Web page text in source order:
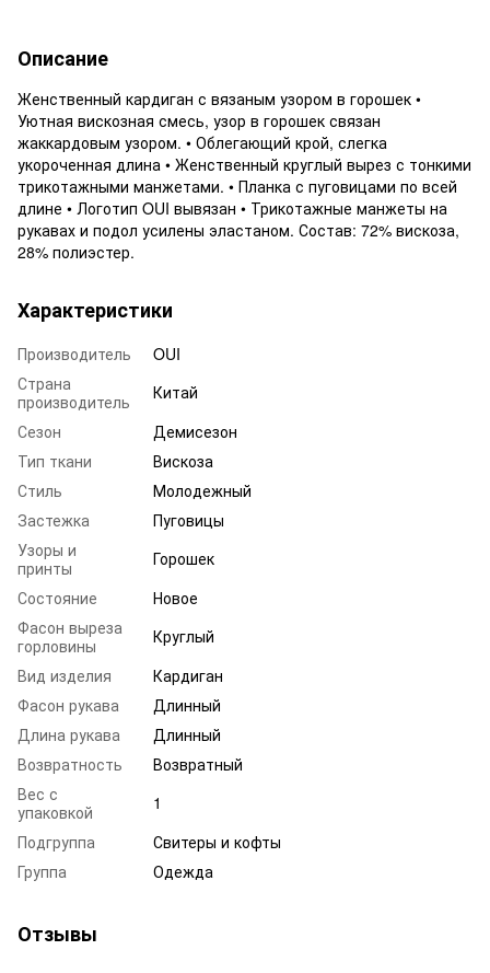
Описание
Женственный кардиган с вязаным узором в горошек •
Уютная вискозная смесь, узор в горошек связан
жаккардовым узором. • Облегающий крой, слегка
укороченная длина • Женственный круглый вырез с тонкими
трикотажными манжетами. • Планка с пуговицами по всей
длине • Логотип OUI вывязан • Трикотажные манжеты на
рукавах и подол усилены эластаном. Состав: 72% вискоза,
28% полиэстер.
Характеристики
Производитель
OUI
Страна
производитель
Китай
Сезон
Демисезон
Тип ткани
Вискоза
Стиль
Молодежный
Застежка
Пуговицы
Узоры и
принты
Горошек
Состояние
Новое
Фасон выреза
горловины
Круглый
Вид изделия
Кардиган
Фасон рукава
Длинный
Длина рукава
Длинный
Возвратность
Возвратный
Вес с
упаковкой
1
Подгруппа
Свитеры и кофты
Группа
Одежда
Отзывы